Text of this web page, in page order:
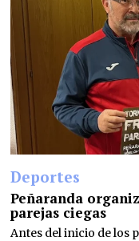
Deportes
Peñaranda
parejas ciegas
Antes del inicio de los